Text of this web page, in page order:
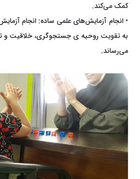
کمک می‌کند.
• انجام آزمایش‌های علمی ساده: انجام
به تقویت روحیه ی جستجوگری، خلاقیت و
می‌رساند.